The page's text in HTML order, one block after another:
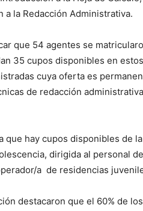
la Redacción Administrativa.
que 54 agentes se
35 cupos disponibles en
cuya oferta es
de redacción
que hay cupos disponibles de
dirigida al personal
a de residencias
destacaron que el 60% de